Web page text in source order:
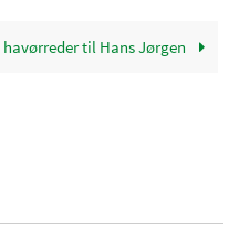
havørreder til Hans Jørgen